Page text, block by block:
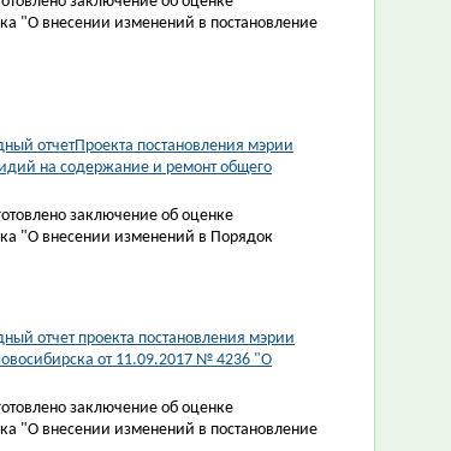
"О внесении изменений в постановление
отчетПроекта постановления мэрии
на содержание и ремонт общего
заключение об оценке
"О внесении изменений в Порядок
отчет проекта постановления мэрии
от 11.09.2017 № 4236 "О
заключение об оценке
"О внесении изменений в постановление